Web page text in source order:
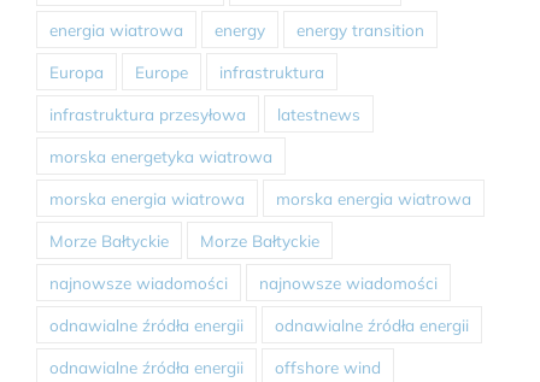
energia wiatrowa energy energy transition
Europa Europe infrastruktura
infrastruktura przesyłowa latestnews
morska energetyka wiatrowa
morska energia wiatrowa morska energia wiatrowa
Morze Bałtyckie Morze Bałtyckie
najnowsze wiadomości najnowsze wiadomości
odnawialne źródła energii odnawialne źródła energii
odnawialne źródła energii offshore wind